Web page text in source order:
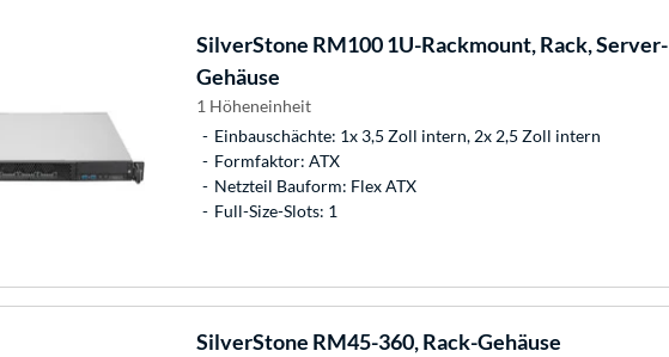
SilverStone RM100 1U-Rackmount, Rack, Server-
Gehäuse
1 Höheneinheit
Einbauschächte: 1x 3,5 Zoll intern, 2x 2,5 Zoll intern
Formfaktor: ATX
Netzteil Bauform: Flex ATX
Full-Size-Slots: 1
SilverStone RM45-360, Rack-Gehäuse